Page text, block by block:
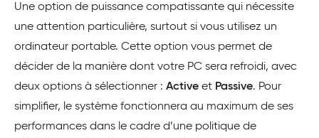
Une option de puissance compatissante qui nécessite
une attention particulière, surtout si vous utilisez un
ordinateur portable. Cette option vous permet de
décider de la manière dont votre PC sera refroidi, avec
deux options à sélectionner : Active et Passive. Pour
simplifier, le système fonctionnera au maximum de ses
performances dans le cadre d’une politique de